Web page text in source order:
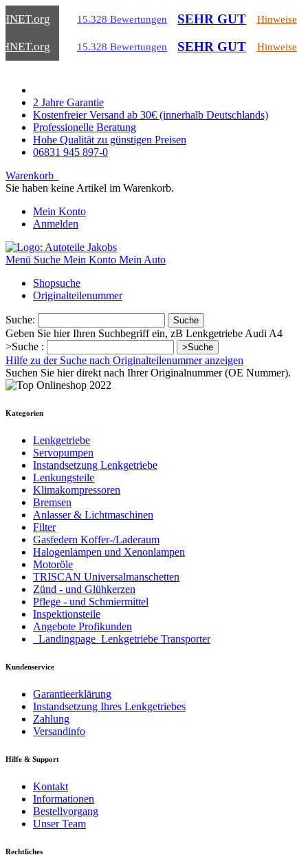
.org 15.328 Bewertungen SEHR GUT Hinweise
.org 15.328 Bewertungen SEHR GUT Hinweise
2 Jahre Garantie
Kostenfreier Versand ab 30€ (innerhalb Deutschlands)
Professionelle Beratung
Hohe Qualität zu günstigen Preisen
06831 945 897-0
Warenkorb
Sie haben keine Artikel im Warenkorb.
Mein Konto
Anmelden
Menü Suche Mein Konto Mein Auto
Shopsuche
Originalteilenummer
Suche: Suche
Geben Sie hier Ihren Suchbegriff ein, zB Lenkgetriebe Audi A4
>Suche :
>Suche
Hilfe zu der Suche nach Originalteilenummer anzeigen
Suchen Sie hier direkt nach Ihrer Originalnummer (OE Nummer).
Kategorien
Lenkgetriebe
Servopumpen
Instandsetzung Lenkgetriebe
Lenkungsteile
Klimakompressoren
Bremsen
Anlasser & Lichtmaschinen
Filter
Gasfedern Koffer-/Laderaum
Halogenlampen und Xenonlampen
Motoröle
TRISCAN Universalmanschetten
Zünd - und Glühkerzen
Pflege - und Schmiermittel
Inspektionsteile
Angebote Profikunden
_Landingpage_Lenkgetriebe Transporter
Kundenservice
Garantieerklärung
Instandsetzung Ihres Lenkgetriebes
Zahlung
Versandinfo
Hilfe & Support
Kontakt
Informationen
Bestellvorgang
Unser Team
Rechtliches